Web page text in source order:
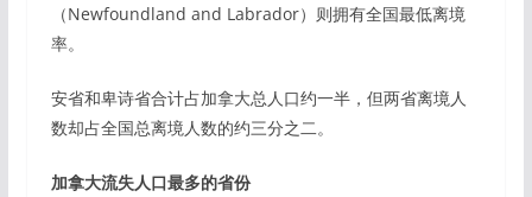
（Newfoundland and Labrador）则拥有全国最低离境
率。
安省和卑诗省合计占加拿大总人口约一半，但两省离境人
数却占全国总离境人数的约三分之二。
加拿大流失人口最多的省份